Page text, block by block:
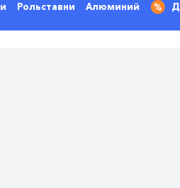
Рольставни Алюминий